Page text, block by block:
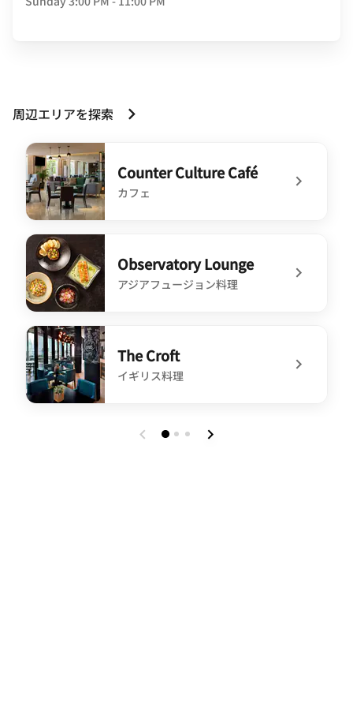
周辺エリアを探索
Counter Culture Café
カフェ
undefined Counter Culture Café
Observatory Lounge
アジアフュージョン料理
undefined Observatory Lounge
The Croft
イギリス料理
undefined The Croft